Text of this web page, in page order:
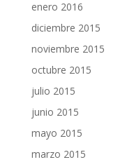
enero 2016
diciembre 2015
noviembre 2015
octubre 2015
julio 2015
junio 2015
mayo 2015
marzo 2015